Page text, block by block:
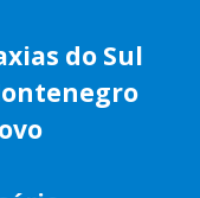
do Sul